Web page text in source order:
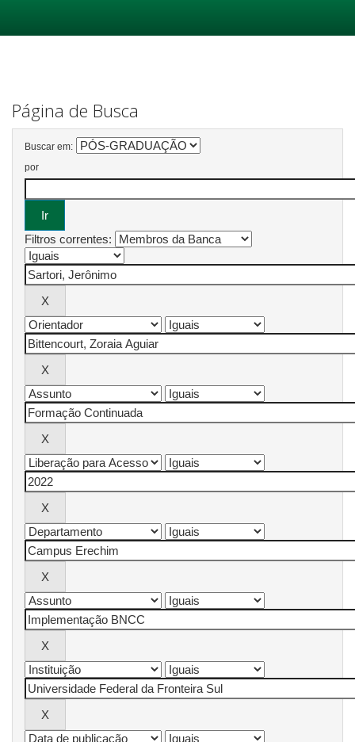
Página de Busca
Buscar em:
por
Filtros correntes: